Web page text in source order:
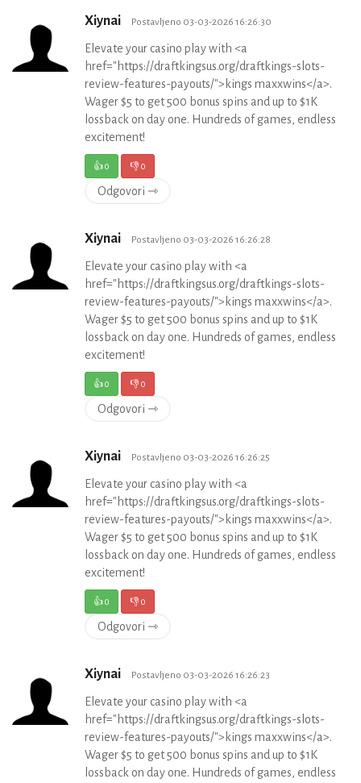
Xiynai Postavljeno 03-03-2026 16:26:30
Elevate your casino play with <a
href="https://draftkingsus.org/draftkings-slots-
review-features-payouts/">kings maxxwins</a>.
Wager $5 to get 500 bonus spins and up to $1K
lossback on day one. Hundreds of games, endless
excitement!
👍0 👎0
Odgovori ⇾
Xiynai Postavljeno 03-03-2026 16:26:28
Elevate your casino play with <a
href="https://draftkingsus.org/draftkings-slots-
review-features-payouts/">kings maxxwins</a>.
Wager $5 to get 500 bonus spins and up to $1K
lossback on day one. Hundreds of games, endless
excitement!
👍0 👎0
Odgovori ⇾
Xiynai Postavljeno 03-03-2026 16:26:25
Elevate your casino play with <a
href="https://draftkingsus.org/draftkings-slots-
review-features-payouts/">kings maxxwins</a>.
Wager $5 to get 500 bonus spins and up to $1K
lossback on day one. Hundreds of games, endless
excitement!
👍0 👎0
Odgovori ⇾
Xiynai Postavljeno 03-03-2026 16:26:23
Elevate your casino play with <a
href="https://draftkingsus.org/draftkings-slots-
review-features-payouts/">kings maxxwins</a>.
Wager $5 to get 500 bonus spins and up to $1K
lossback on day one. Hundreds of games, endless